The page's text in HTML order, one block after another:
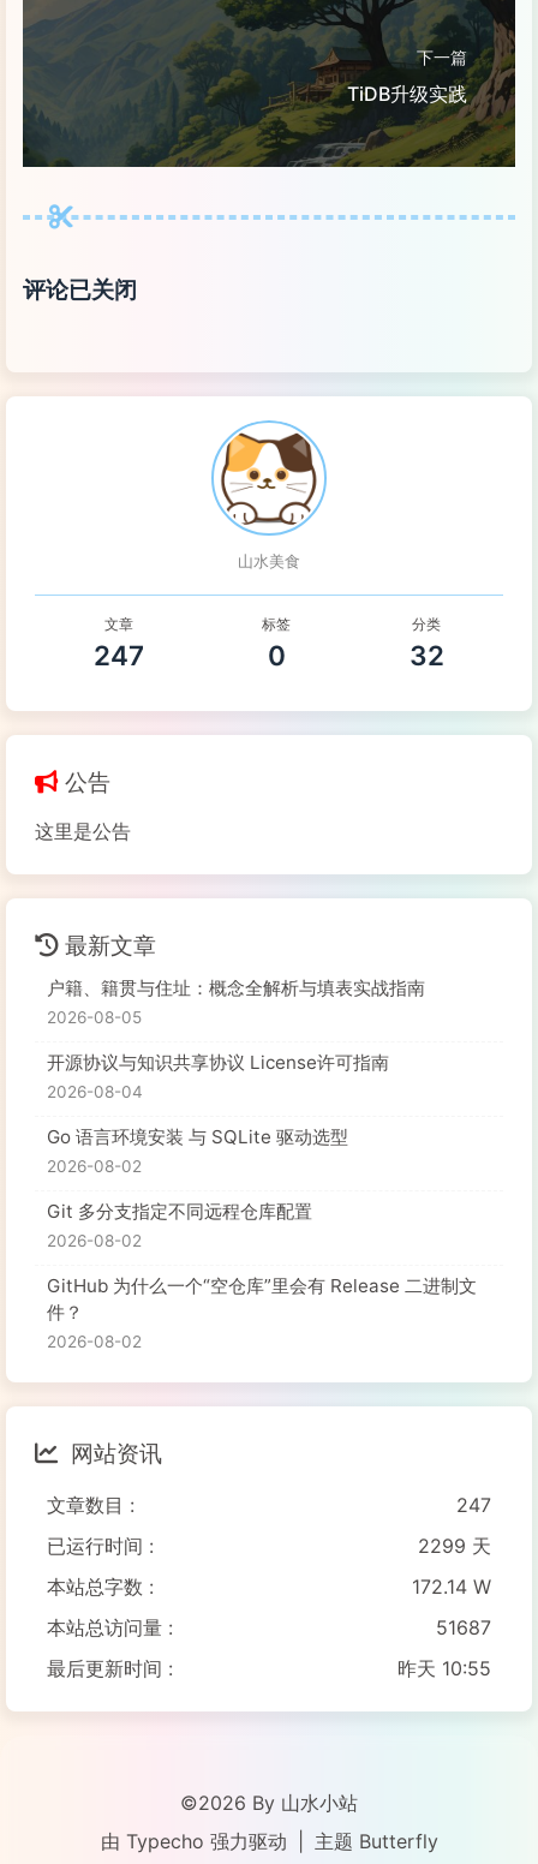
下一篇
TiDB升级实践
评论已关闭
山水美食
文章
247
标签
0
分类
32
公告
这里是公告
最新文章
户籍、籍贯与住址：概念全解析与填表实战指南
2026-08-05
开源协议与知识共享协议 License许可指南
2026-08-04
Go 语言环境安装 与 SQLite 驱动选型
2026-08-02
Git 多分支指定不同远程仓库配置
2026-08-02
GitHub 为什么一个“空仓库”里会有 Release 二进制文
件？
2026-08-02
网站资讯
文章数目 :
247
已运行时间 :
2299 天
本站总字数 :
172.14 W
本站总访问量 :
51687
最后更新时间 :
昨天 10:55
©2026 By 山水小站
由 Typecho 强力驱动 主题 Butterfly